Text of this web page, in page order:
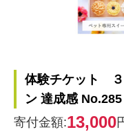
体験チケット ３
ン 達成感 No.285
寄付金額:13,000